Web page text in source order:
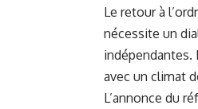
Le retour à
nécessite un
indépendantes.
avec un climat
L’annonce du